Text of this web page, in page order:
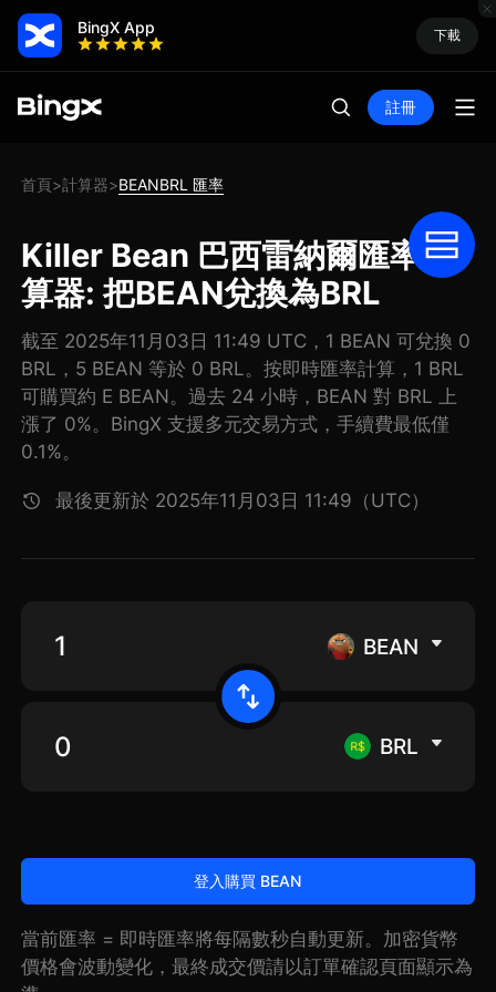
BingX App 下載
註冊
首頁>計算器>BEANBRL 匯率
Killer Bean 巴西雷納爾匯率計
算器: 把BEAN兌換為BRL
截至 2025年11月03日 11:49 UTC，1 BEAN 可兌換 0
BRL，5 BEAN 等於 0 BRL。按即時匯率計算，1 BRL
可購買約 E BEAN。過去 24 小時，BEAN 對 BRL 上
漲了 0%。BingX 支援多元交易方式，手續費最低僅
0.1%。
最後更新於 2025年11月03日 11:49（UTC）
BEAN
BRL
登入購買 BEAN
當前匯率 = 即時匯率將每隔數秒自動更新。加密貨幣
價格會波動變化，最終成交價請以訂單確認頁面顯示為